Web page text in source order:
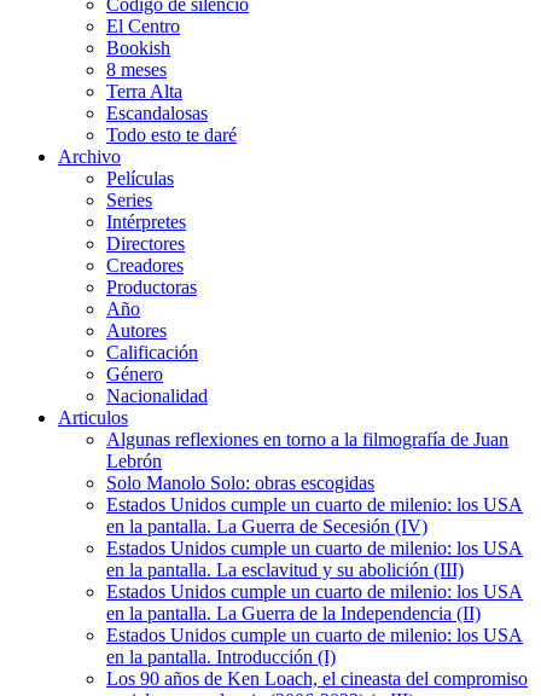
Código de silencio
El Centro
Bookish
8 meses
Terra Alta
Escandalosas
Todo esto te daré
Archivo
Películas
Series
Intérpretes
Directores
Creadores
Productoras
Año
Autores
Calificación
Género
Nacionalidad
Articulos
Algunas reflexiones en torno a la filmografía de Juan
Lebrón
Solo Manolo Solo: obras escogidas
Estados Unidos cumple un cuarto de milenio: los USA
en la pantalla. La Guerra de Secesión (IV)
Estados Unidos cumple un cuarto de milenio: los USA
en la pantalla. La esclavitud y su abolición (III)
Estados Unidos cumple un cuarto de milenio: los USA
en la pantalla. La Guerra de la Independencia (II)
Estados Unidos cumple un cuarto de milenio: los USA
en la pantalla. Introducción (I)
Los 90 años de Ken Loach, el cineasta del compromiso